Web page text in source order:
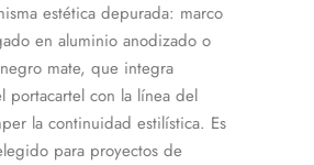
estética depurada: marco
en aluminio anodizado o
mate, que integra
portacartel con la línea del
la continuidad estilística. Es
para proyectos de